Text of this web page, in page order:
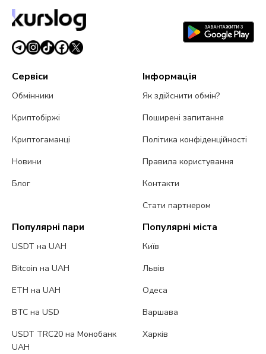
Сервіси
Обмінники
Криптобіржі
Криптогаманці
Новини
Блог
Інформація
Як здійснити обмін?
Поширені запитання
Політика конфіденційності
Правила користування
Контакти
Стати партнером
Популярні пари
USDT на UAH
Bitcoin на UAH
ETH на UAH
BTC на USD
USDT TRC20 на Монобанк
UAH
Популярні міста
Київ
Львів
Одеса
Варшава
Харків